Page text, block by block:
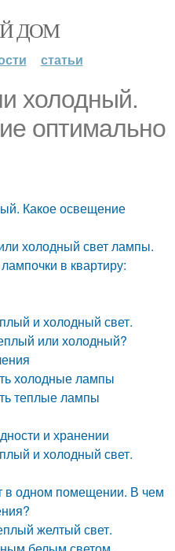
ДОМ
статьи
холодный.
оптимально
Какое освещение
холодный свет лампы.
в квартиру:
и холодный свет.
или холодный?
холодные лампы
теплые лампы
и хранении
и холодный свет.
в одном помещении. В чем
желтый свет.